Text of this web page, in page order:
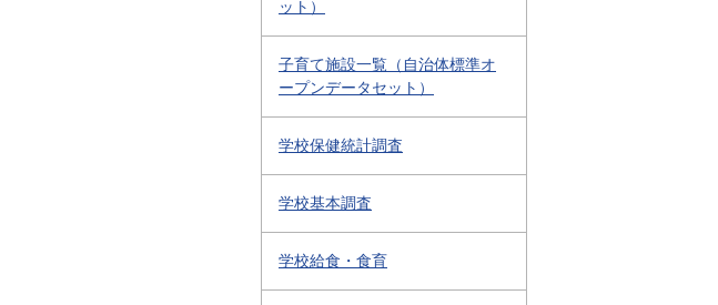
ット）
子育て施設一覧（自治体標準オ
ープンデータセット）
学校保健統計調査
学校基本調査
学校給食・食育